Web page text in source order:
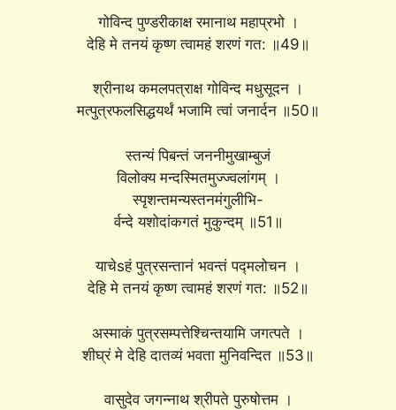
गोविन्द पुण्डरीकाक्ष रमानाथ महाप्रभो ।
देहि मे तनयं कृष्ण त्वामहं शरणं गत: ॥49॥
श्रीनाथ कमलपत्राक्ष गोविन्द मधुसूदन ।
मत्पुत्रफलसिद्धयर्थं भजामि त्वां जनार्दन ॥50॥
स्तन्यं पिबन्तं जननीमुखाम्बुजं
विलोक्य मन्दस्मितमुज्ज्वलांगम् ।
स्पृशन्तमन्यस्तनमंगुलीभि-
र्वन्दे यशोदांकगतं मुकुन्दम् ॥51॥
याचेsहं पुत्रसन्तानं भवन्तं पद्मलोचन ।
देहि मे तनयं कृष्ण त्वामहं शरणं गत: ॥52॥
अस्माकं पुत्रसम्पत्तेश्चिन्तयामि जगत्पते ।
शीघ्रं मे देहि दातव्यं भवता मुनिवन्दित ॥53॥
वासुदेव जगन्नाथ श्रीपते पुरुषोत्तम ।